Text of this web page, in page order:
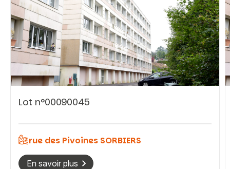
Vous recherchez&nbsp;:
Rechercher
Lot n°00090045
rue des Pivoines SORBIERS
En savoir plus